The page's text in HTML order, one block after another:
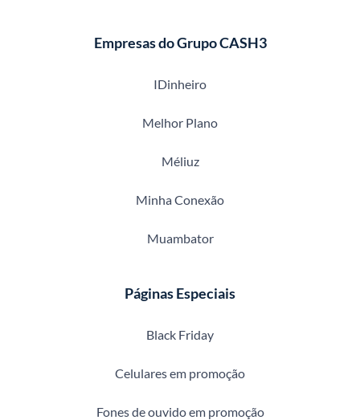
Empresas do Grupo CASH3
IDinheiro
Melhor Plano
Méliuz
Minha Conexão
Muambator
Páginas Especiais
Black Friday
Celulares em promoção
Fones de ouvido em promoção